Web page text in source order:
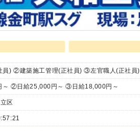
員) ②建築施工管理(正社員) ③左官職人(正社員)
②日給25,000円～ ③日給18,000円～
区